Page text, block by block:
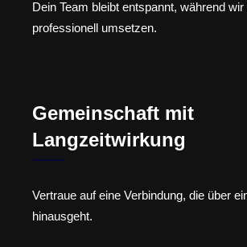
Dein Team bleibt entspannt, während
professionell umsetzen.
Gemeinschaft mit
Langzeitwirkung
Vertraue auf eine Verbindung, die über
hinausgeht.